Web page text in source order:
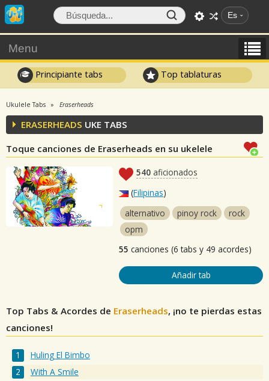
Es
Menu
Principiante tabs Top tablaturas
Ukulele Tabs Eraserheads
ERASERHEADS UKE TABS
Toque canciones de Eraserheads en su ukelele
540 aficionados
(Filipinas)
alternativo
pinoy rock
rock
opm
55 canciones (6 tabs y 49 acordes)
Añadir tab
Top Tabs & Acordes de Eraserheads, ¡no te pierdas estas
canciones!
Huling El Bimbo
With A Smile